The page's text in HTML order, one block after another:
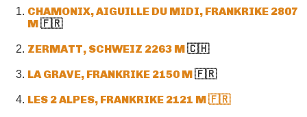
CHAMONIX, AIGUILLE DU MIDI, FRANKRIKE 2807
M🇫🇷
ZERMATT, SCHWEIZ 2263 M🇨🇭
LA GRAVE, FRANKRIKE 2150 M🇫🇷
LES 2 ALPES, FRANKRIKE 2121 M 🇫🇷